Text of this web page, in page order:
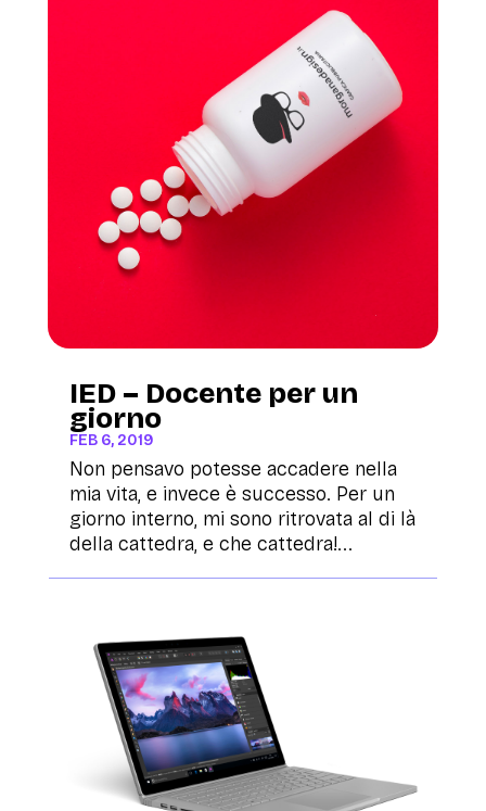
IED – Docente per un
giorno
FEB 6, 2019
Non pensavo potesse accadere nella
mia vita, e invece è successo. Per un
giorno interno, mi sono ritrovata al di là
della cattedra, e che cattedra!...